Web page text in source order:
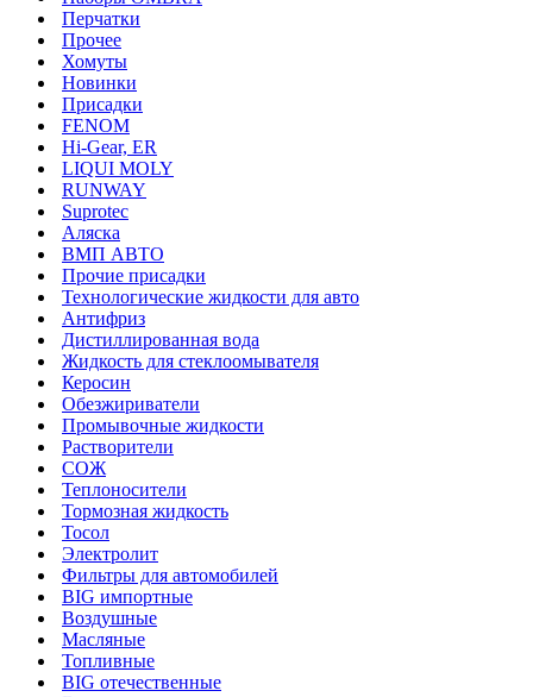
Перчатки
Прочее
Хомуты
Новинки
Присадки
FENOM
Hi-Gear, ER
LIQUI MOLY
RUNWAY
Suprotec
Аляска
ВМП АВТО
Прочие присадки
Технологические жидкости для авто
Антифриз
Дистиллированная вода
Жидкость для стеклоомывателя
Керосин
Обезжириватели
Промывочные жидкости
Растворители
СОЖ
Теплоносители
Тормозная жидкость
Тосол
Электролит
Фильтры для автомобилей
BIG импортные
Воздушные
Масляные
Топливные
BIG отечественные